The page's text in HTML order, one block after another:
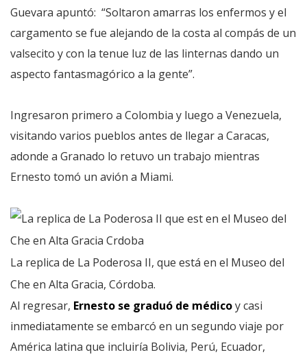
Guevara apuntó: “Soltaron amarras los enfermos y el
cargamento se fue alejando de la costa al compás de un
valsecito y con la tenue luz de las linternas dando un
aspecto fantasmagórico a la gente”.
Ingresaron primero a Colombia y luego a Venezuela,
visitando varios pueblos antes de llegar a Caracas,
adonde a Granado lo retuvo un trabajo mientras
Ernesto tomó un avión a Miami.
La replica de La Poderosa II, que está en el Museo del
Che en Alta Gracia, Córdoba.
Al regresar, Ernesto se graduó de médicoy casi
inmediatamente se embarcó en un segundo viaje por
América latina que incluiría Bolivia, Perú, Ecuador,